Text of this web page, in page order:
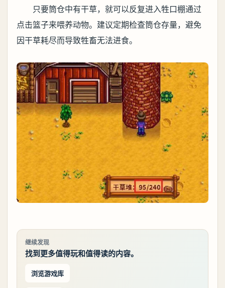
只要筒仓中有干草，就可以反复进入牲口棚通过
点击篮子来喂养动物。建议定期检查筒仓存量，避免
因干草耗尽而导致牲畜无法进食。
继续发现
找到更多值得玩和值得读的内容。
浏览游戏库